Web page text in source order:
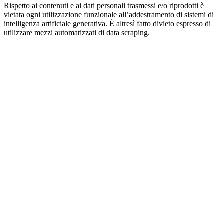
Rispetto ai contenuti e ai dati personali trasmessi e/o riprodotti è
vietata ogni utilizzazione funzionale all’addestramento di sistemi di
intelligenza artificiale generativa. È altresì fatto divieto espresso di
utilizzare mezzi automatizzati di data scraping.